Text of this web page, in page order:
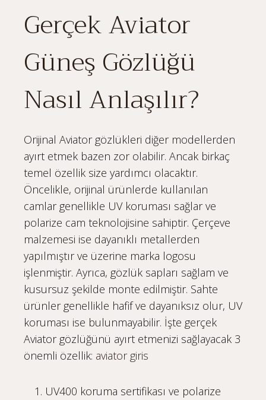
Gerçek Aviator
Güneş Gözlüğü
Nasıl Anlaşılır?
Orijinal Aviator gözlükleri diğer modellerden
ayırt etmek bazen zor olabilir. Ancak birkaç
temel özellik size yardımcı olacaktır.
Öncelikle, orijinal ürünlerde kullanılan
camlar genellikle UV koruması sağlar ve
polarize cam teknolojisine sahiptir. Çerçeve
malzemesi ise dayanıklı metallerden
yapılmıştır ve üzerine marka logosu
işlenmiştir. Ayrıca, gözlük sapları sağlam ve
kusursuz şekilde monte edilmiştir. Sahte
ürünler genellikle hafif ve dayanıksız olur, UV
koruması ise bulunmayabilir. İşte gerçek
Aviator gözlüğünü ayırt etmenizi sağlayacak 3
önemli özellik: aviator giris
UV400 koruma sertifikası ve polarize